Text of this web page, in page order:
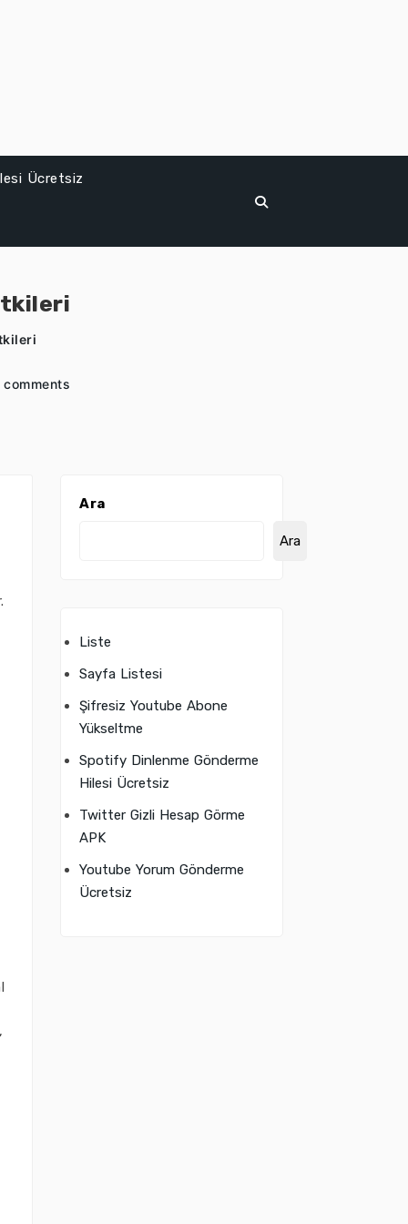
Ücretsiz
comments
Ara
Ara
Liste
Sayfa Listesi
Şifresiz Youtube Abone
Yükseltme
Spotify Dinlenme Gönderme
Hilesi Ücretsiz
Twitter Gizli Hesap Görme
APK
Youtube Yorum Gönderme
Ücretsiz